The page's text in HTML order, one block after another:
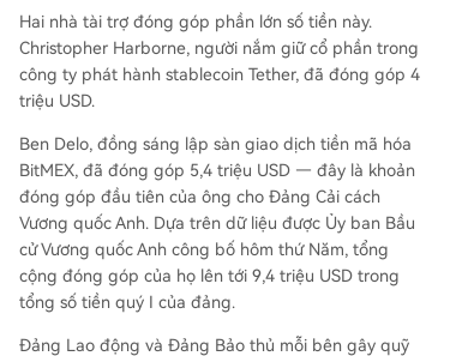
Hai nhà tài trợ đóng góp phần lớn số tiền này.
Christopher Harborne, người nắm giữ cổ phần trong
công ty phát hành stablecoin Tether, đã đóng góp 4
triệu USD.
Ben Delo, đồng sáng lập sàn giao dịch tiền mã hóa
BitMEX, đã đóng góp 5,4 triệu USD — đây là khoản
đóng góp đầu tiên của ông cho Đảng Cải cách
Vương quốc Anh. Dựa trên dữ liệu được Ủy ban Bầu
cử Vương quốc Anh công bố hôm thứ Năm, tổng
cộng đóng góp của họ lên tới 9,4 triệu USD trong
tổng số tiền quý I của đảng.
Đảng Lao động và Đảng Bảo thủ mỗi bên gây quỹ